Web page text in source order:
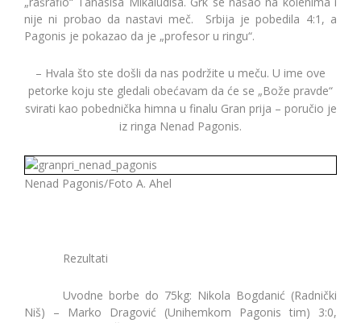
nije ni probao da nastavi meč. Srbija je pobedila 4:1, a
Pagonis je pokazao da je „profesor u ringu“.
– Hvala što ste došli da nas podržite u meču. U ime ove
petorke koju ste gledali obećavam da će se „Bože pravde“
svirati kao pobednička himna u finalu Gran prija – poručio je
iz ringa Nenad Pagonis.
Nenad Pagonis/Foto A. Ahel
Rezultati
Uvodne borbe do 75kg: Nikola Bogdanić (Radnički
Niš) – Marko Dragović (Unihemkom Pagonis tim) 3:0,